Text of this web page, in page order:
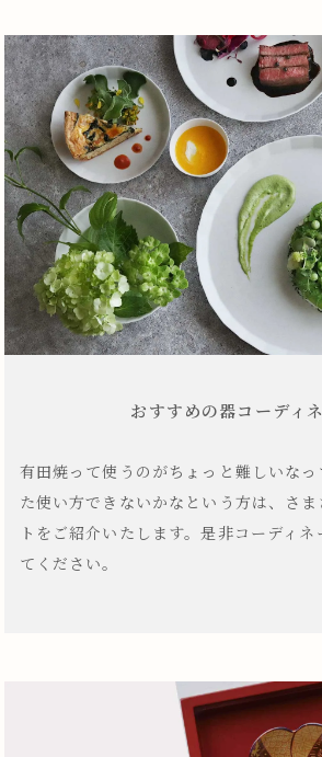
おすすめの器コーディ
有田焼って使うのがちょっと難しいなっ
た使い方できないかなという方は、さ
トをご紹介いたします。是非コーディ
てください。